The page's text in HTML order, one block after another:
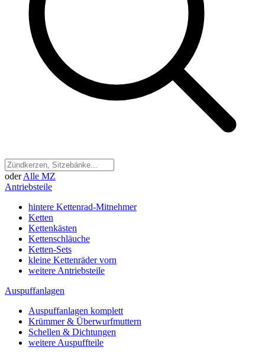
oder Alle MZ
Antriebsteile
hintere Kettenrad-Mitnehmer
Ketten
Kettenkästen
Kettenschläuche
Ketten-Sets
kleine Kettenräder vorn
weitere Antriebsteile
Auspuffanlagen
Auspuffanlagen komplett
Krümmer & Überwurfmuttern
Schellen & Dichtungen
weitere Auspuffteile